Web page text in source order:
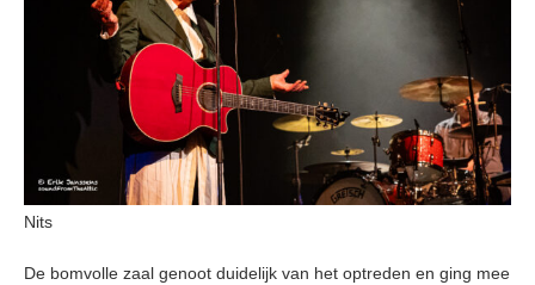
Nits
De bomvolle zaal genoot duidelijk van het optreden en ging mee